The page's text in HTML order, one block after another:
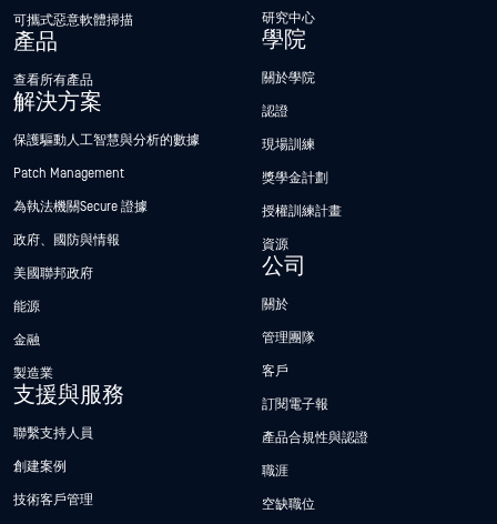
可攜式惡意軟體掃描
產品
查看所有產品
解決方案
保護驅動人工智慧與分析的數據
Patch Management
為執法機關Secure 證據
政府、國防與情報
美國聯邦政府
能源
金融
製造業
支援與服務
聯繫支持人員
創建案例
技術客戶管理
研究中心
學院
關於學院
認證
現場訓練
獎學金計劃
授權訓練計畫
資源
公司
關於
管理團隊
客戶
訂閱電子報
產品合規性與認證
職涯
空缺職位